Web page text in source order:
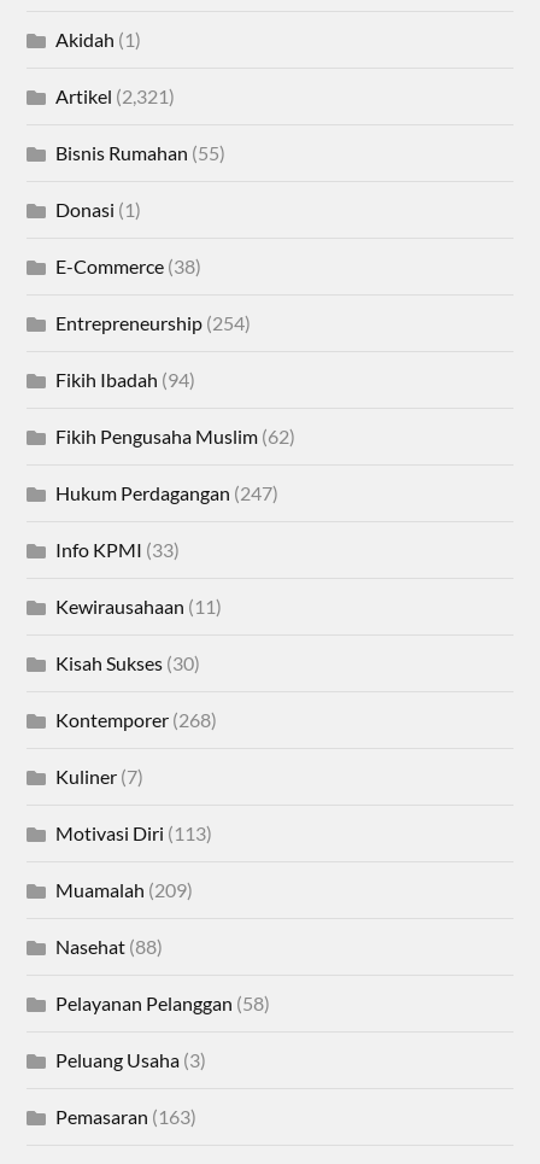
Akidah (1)
Artikel (2,321)
Bisnis Rumahan (55)
Donasi (1)
E-Commerce (38)
Entrepreneurship (254)
Fikih Ibadah (94)
Fikih Pengusaha Muslim (62)
Hukum Perdagangan (247)
Info KPMI (33)
Kewirausahaan (11)
Kisah Sukses (30)
Kontemporer (268)
Kuliner (7)
Motivasi Diri (113)
Muamalah (209)
Nasehat (88)
Pelayanan Pelanggan (58)
Peluang Usaha (3)
Pemasaran (163)